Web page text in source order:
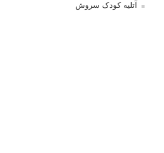
آتلیه کودک سروش